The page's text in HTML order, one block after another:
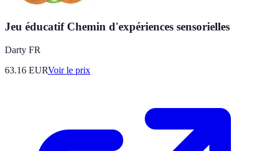
Jeu éducatif Chemin d'expériences sensorielles
Darty FR
63.16 EURVoir le prix